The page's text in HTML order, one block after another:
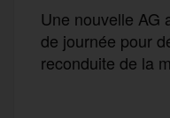
Une nouvelle AG
de journée pour
reconduite de la